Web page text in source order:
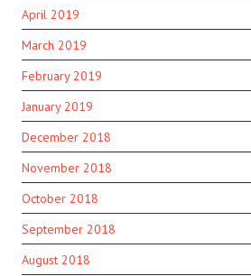
April 2019
March 2019
February 2019
January 2019
December 2018
November 2018
October 2018
September 2018
August 2018